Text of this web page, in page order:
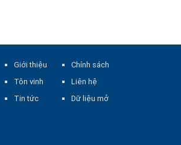
Giới thiệu
Tôn vinh
Tin tức
Chính sách
Liên hệ
Dữ liệu mở